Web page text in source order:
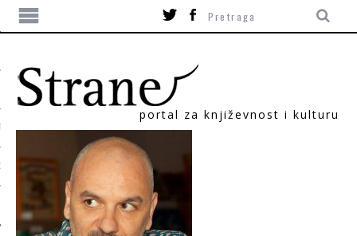
portal za književnost i kulturu